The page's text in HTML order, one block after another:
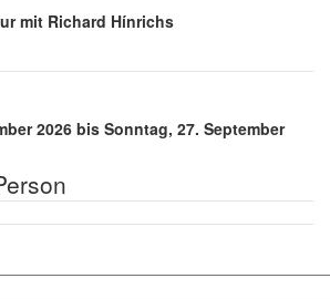
mit Richard Hínrichs
2026 bis Sonntag, 27. September